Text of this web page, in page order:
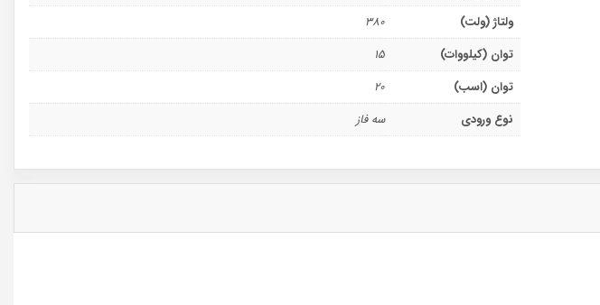
ولتاژ (ولت)
380
توان (کیلووات)
15
توان (اسب)
20
نوع ورودی
سه فاز